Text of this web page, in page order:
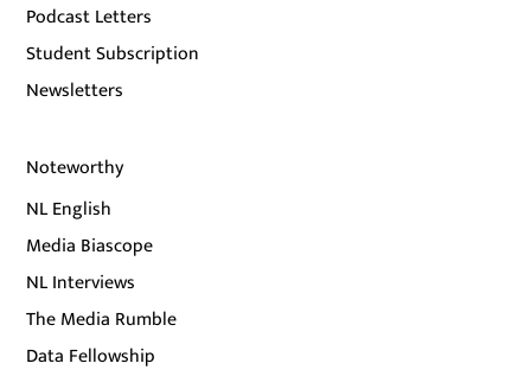
Podcast Letters
Student Subscription
Newsletters
Noteworthy
NL English
Media Biascope
NL Interviews
The Media Rumble
Data Fellowship